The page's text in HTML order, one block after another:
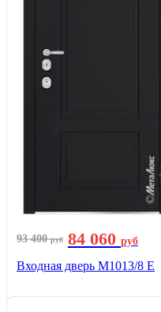
93 400руб 84 060 руб
Входная дверь М1013/8 E